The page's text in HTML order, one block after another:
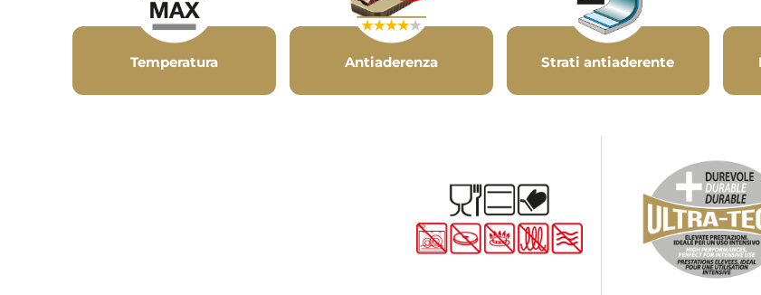
Temperatura Antiaderenza Strati antiaderente